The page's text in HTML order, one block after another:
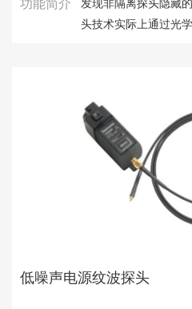
功能简介
发现非隔离探头隐藏
头技术实际上通过光
势，但大小仅为原来
头凭借多功能 MMCX
动态范围和共模抑制
低噪声电源纹波探头